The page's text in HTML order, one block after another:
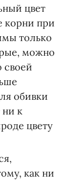
цвет
корни при
только
можно
своей
обивки
к
цвету
как ни